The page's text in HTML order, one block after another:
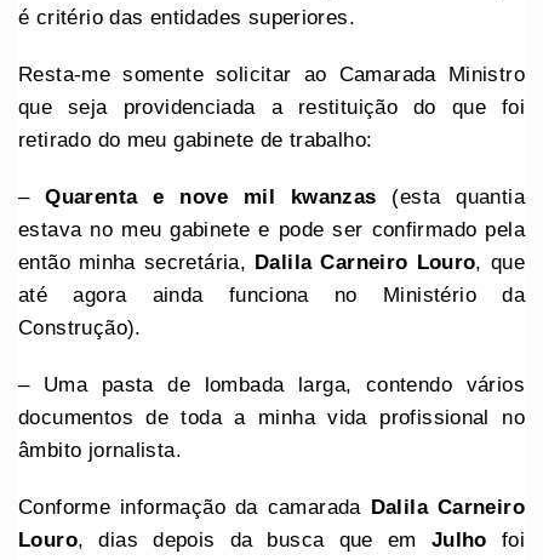
é critério das entidades superiores.
Resta-me somente solicitar ao Camarada Ministro
que seja providenciada a restituição do que foi
retirado do meu gabinete de trabalho:
–Quarenta e nove mil kwanzas (esta quantia
estava no meu gabinete e pode ser confirmado pela
então minha secretária, Dalila Carneiro Louro, que
até agora ainda funciona no Ministério da
Construção).
– Uma pasta de lombada larga, contendo vários
documentos de toda a minha vida profissional no
âmbito jornalista.
Conforme informação da camarada Dalila Carneiro
Louro, dias depois da busca que em Julho foi